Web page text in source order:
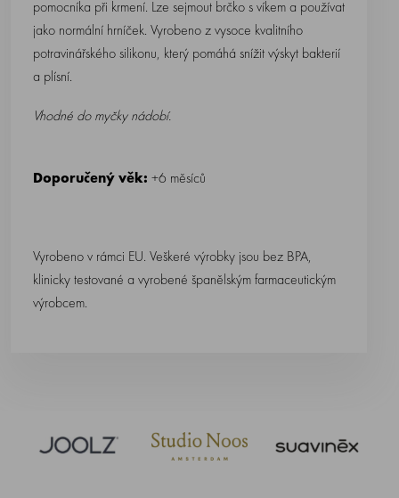
pomocníka při krmení. Lze sejmout brčko s víkem a používat
jako normální hrníček. Vyrobeno z vysoce kvalitního
potravinářského silikonu, který pomáhá snížit výskyt bakterií
a plísní.
Vhodné do myčky nádobí.
Doporučený věk: +6 měsíců
Vyrobeno v rámci EU. Veškeré výrobky jsou bez BPA,
klinicky testované a vyrobené španělským farmaceutickým
výrobcem.